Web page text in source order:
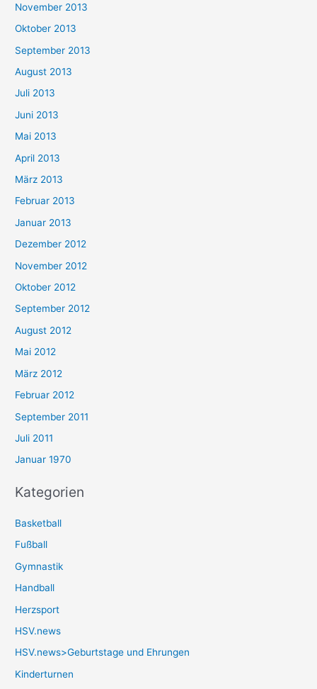
November 2013
Oktober 2013
September 2013
August 2013
Juli 2013
Juni 2013
Mai 2013
April 2013
März 2013
Februar 2013
Januar 2013
Dezember 2012
November 2012
Oktober 2012
September 2012
August 2012
Mai 2012
März 2012
Februar 2012
September 2011
Juli 2011
Januar 1970
Kategorien
Basketball
Fußball
Gymnastik
Handball
Herzsport
HSV.news
HSV.news>Geburtstage und Ehrungen
Kinderturnen